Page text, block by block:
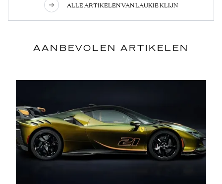
ALLE ARTIKELEN VAN LAUKIE KLIJN
AANBEVOLEN ARTIKELEN